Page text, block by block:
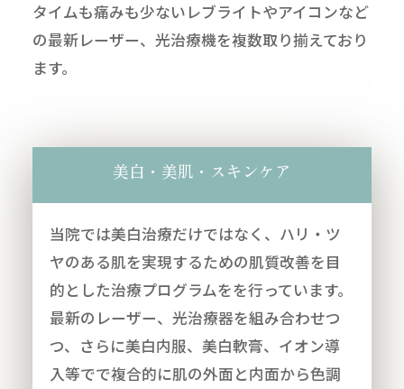
タイムも痛みも少ないレブライトやアイコンなど
の最新レーザー、光治療機を複数取り揃えており
ます。
美白・美肌・スキンケア
当院では美白治療だけではなく、ハリ・ツ
ヤのある肌を実現するための肌質改善を目
的とした治療プログラムをを行っています。
最新のレーザー、光治療器を組み合わせつ
つ、さらに美白内服、美白軟膏、イオン導
入等でで複合的に肌の外面と内面から色調